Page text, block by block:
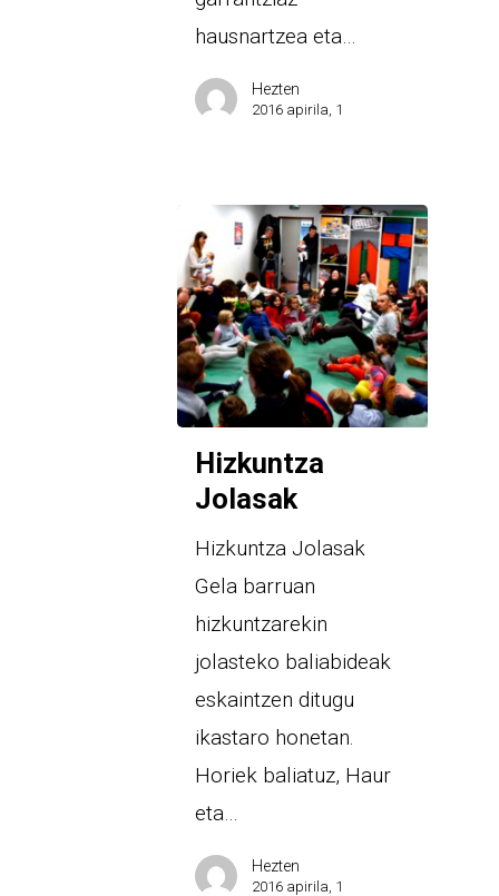
hausnartzea eta…
Hezten
2016 apirila, 1
Hizkuntza
Jolasak
Hizkuntza Jolasak
Gela barruan
hizkuntzarekin
jolasteko baliabideak
eskaintzen ditugu
ikastaro honetan.
Horiek baliatuz, Haur
eta…
Hezten
2016 apirila, 1